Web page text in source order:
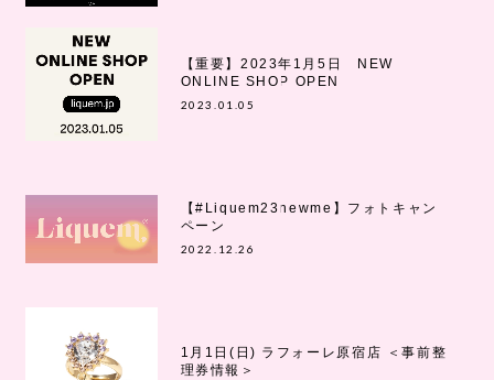
【重要】2023年1月5日 NEW
ONLINE SHOP OPEN
2023.01.05
【#Liquem23newme】フォトキャン
ペーン
2022.12.26
1月1日(日) ラフォーレ原宿店 ＜事前整
理券情報＞